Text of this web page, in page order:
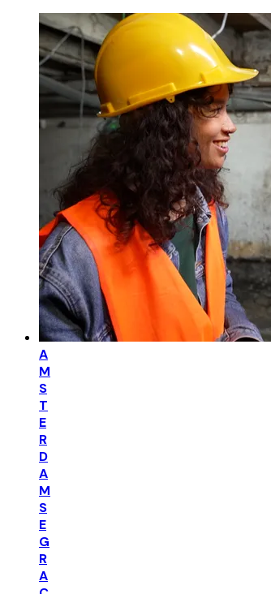
A
M
S
T
E
R
D
A
M
S
E
G
R
A